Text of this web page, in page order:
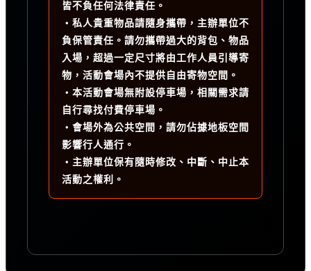
皆不負任何法律責任。
・私人貴重物品請隨身攜帶，主辦單位不
負保管責任。請勿攜帶過大的背包、物品
入場，超過一定尺寸將由工作人員引導寄
物，活動會場內不提供自由寄物空間。
・本活動會場無附設停車場，相關需求請
自行尋找付費停車場。
・會場外為公共空間，請勿佔據地板空間
影響行人通行。
・主辦單位保有隨時修改、中斷、中止本
活動之權利。